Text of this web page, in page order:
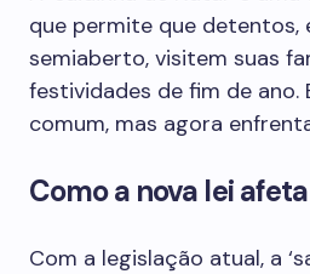
que permite que detentos,
semiaberto, visitem suas
festividades de fim de ano.
comum, mas agora
Como a nova lei
Com a legislação atual, a